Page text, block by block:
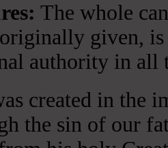
The whole
originally given,
authority in all
created in the
the sin of our